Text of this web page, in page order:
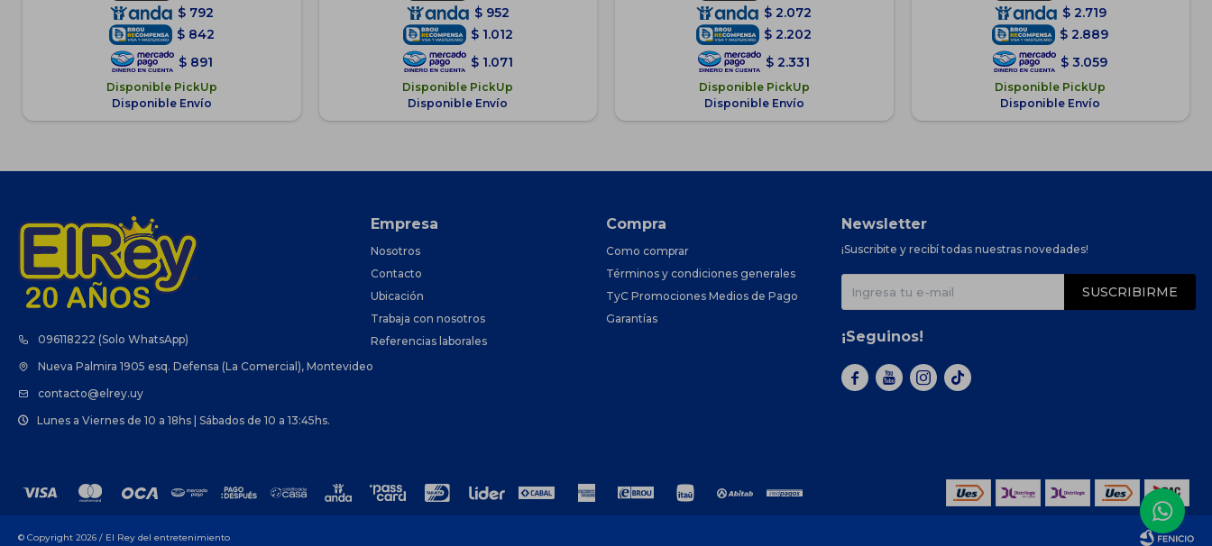
$ 792
$ 842
$ 891
Disponible PickUp
Disponible Envío
$ 952
$ 1.012
$ 1.071
Disponible PickUp
Disponible Envío
$ 2.072
$ 2.202
$ 2.331
Disponible PickUp
Disponible Envío
$ 2.719
$ 2.889
$ 3.059
Disponible PickUp
Disponible Envío
096118222 (Solo WhatsApp)
Nueva Palmira 1905 esq. Defensa (La Comercial), Montevideo
contacto@elrey.uy
Lunes a Viernes de 10 a 18hs | Sábados de 10 a 13:45hs.
Empresa
Nosotros
Contacto
Ubicación
Trabaja con nosotros
Referencias laborales
Compra
Como comprar
Términos y condiciones generales
TyC Promociones Medios de Pago
Garantías
Newsletter
¡Suscribite y recibí todas nuestras novedades!
SUSCRIBIRME
¡Seguinos!
  
© Copyright 2026 / El Rey del entretenimiento